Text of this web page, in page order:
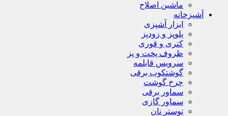
ماشین اصلاح
آشپزخانه
ابزار آشپزی
پلوپز و زودپز
کتری و قوری
ظروف پخت و پز
سرویس قابلمه
گوشتکوب برقی
چرخ گوشت
سماور برقی
سماور گازی
توستر نان